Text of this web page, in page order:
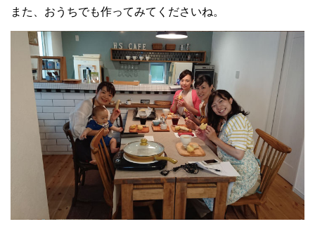
また、おうちでも作ってみてくださいね。